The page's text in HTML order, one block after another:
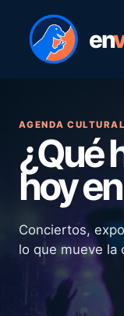
en
AGENDA
¿Qué
hoy
Conciertos,
lo que mueve la